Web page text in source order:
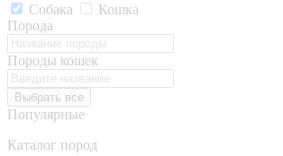
Собака
Кошка
Порода
Породы кошек
Выбрать все
Популярные
Каталог пород